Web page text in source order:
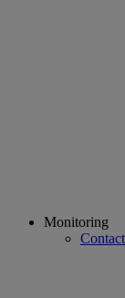
Monitoring